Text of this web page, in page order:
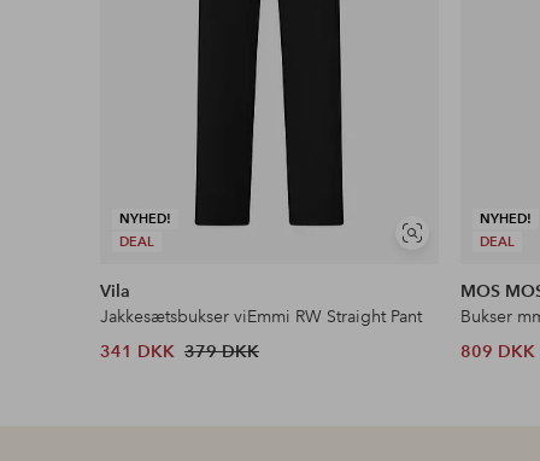
NYHED!
DEAL
Se
Vila
Jakkesætsbukser viEmmi RW Straight Pant
341 DKK 379 DKK
NYHED!
DEAL
MOS
Bukser
809 DKK